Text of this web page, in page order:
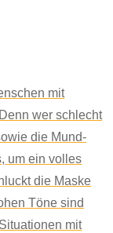
mit
wer schlecht
die Mund-
um ein volles
die Maske
Töne sind
mit